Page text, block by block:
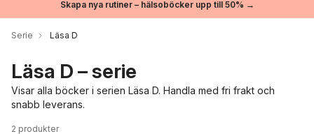
Skapa nya rutiner – hälsoböcker upp till 50% →
Serie Läsa D
Läsa D – serie
Visar alla böcker i serien Läsa D. Handla med fri frakt och
snabb leverans.
2 produkter